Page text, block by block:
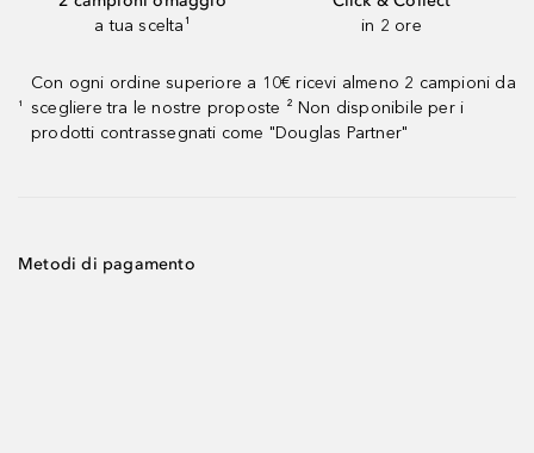
a tua scelta¹
in 2 ore
¹
Con ogni ordine superiore a 10€ ricevi almeno 2 campioni da
scegliere tra le nostre proposte ² Non disponibile per i
prodotti contrassegnati come "Douglas Partner"
Metodi di pagamento